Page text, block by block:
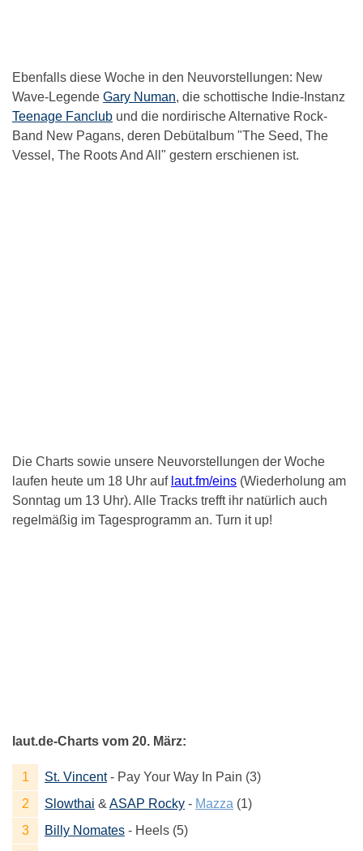
Ebenfalls diese Woche in den Neuvorstellungen: New
Wave-Legende Gary Numan, die schottische Indie-Instanz
Teenage Fanclub und die nordirische Alternative Rock-
Band New Pagans, deren Debütalbum "The Seed, The
Vessel, The Roots And All" gestern erschienen ist.
Die Charts sowie unsere Neuvorstellungen der Woche
laufen heute um 18 Uhr auf laut.fm/eins (Wiederholung am
Sonntag um 13 Uhr). Alle Tracks trefft ihr natürlich auch
regelmäßig im Tagesprogramm an. Turn it up!
laut.de-Charts vom 20. März:
St. Vincent- Pay Your Way In Pain (3)
Slowthai & ASAP Rocky - Mazza (1)
Billy Nomates - Heels (5)